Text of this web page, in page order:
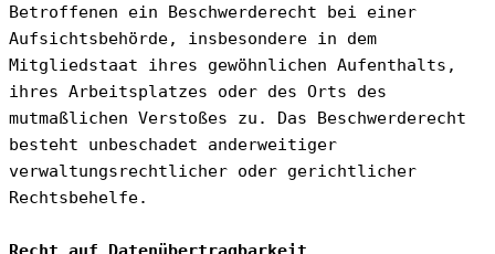
Betroffenen ein Beschwerderecht bei einer
Aufsichtsbehörde, insbesondere in dem
Mitgliedstaat ihres gewöhnlichen Aufenthalts,
ihres Arbeitsplatzes oder des Orts des
mutmaßlichen Verstoßes zu. Das Beschwerderecht
besteht unbeschadet anderweitiger
verwaltungsrechtlicher oder gerichtlicher
Rechtsbehelfe.